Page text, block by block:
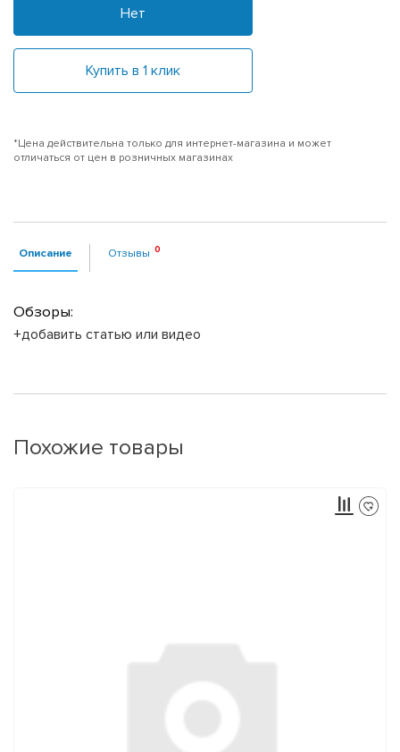
Нет
Купить в 1 клик
*Цена действительна только для интернет-магазина и может
отличаться от цен в розничных магазинах
Описание Отзывы
Обзоры:
+добавить статью или видео
Похожие товары